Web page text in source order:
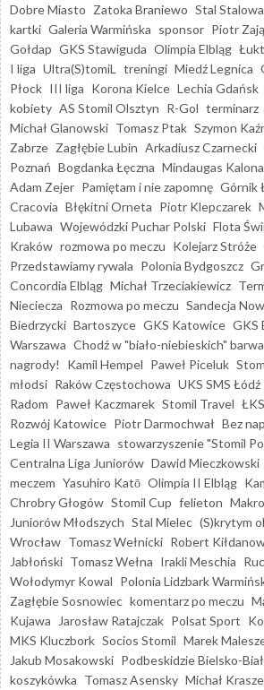
Dobre Miasto Zatoka Braniewo Stal
kartki Galeria Warmińska sponsor Piotr
Gołdap GKS Stawiguda Olimpia Elbląg
I liga Ultra(S)tomiL treningi Miedź Legnica
Płock III liga Korona Kielce Lechia Gdańsk
kobiety AS Stomil Olsztyn R-Gol terminarz
Michał Glanowski Tomasz Ptak Szymon
Zabrze Zagłębie Lubin Arkadiusz Czarnecki
Poznań Bogdanka Łęczna Mindaugas
Adam Zejer Pamiętam i nie zapomnę Górnik
Cracovia Błękitni Orneta Piotr Klepczarek
Lubawa Wojewódzki Puchar Polski Flota
Kraków rozmowa po meczu Kolejarz Stróże
Przedstawiamy rywala Polonia Bydgoszcz
Concordia Elbląg Michał Trzeciakiewicz
Nieciecza Rozmowa po meczu Sandecja
Biedrzycki Bartoszyce GKS Katowice GKS
Warszawa Chodź w "biało-niebieskich"
nagrody!
Kamil Hempel Paweł Piceluk
młodsi Raków Częstochowa UKS SMS Łódź
Radom Paweł Kaczmarek Stomil Travel
Rozwój Katowice Piotr Darmochwał Bez
Legia II Warszawa stowarzyszenie "Stomil
Centralna Liga Juniorów Dawid Mieczkowski
meczem Yasuhiro Katō Olimpia II Elbląg
Chrobry Głogów Stomil Cup felieton
Juniorów Młodszych Stal Mielec (S)krytym
Wrocław Tomasz Wełnicki Robert
Jabłoński Tomasz Wełna Irakli Meschia
Wołodymyr Kowal Polonia Lidzbark
Zagłębie Sosnowiec komentarz po meczu
Kujawa
Jarosław Ratajczak Polsat Sport
MKS Kluczbork Socios Stomil Marek
Jakub Mosakowski Podbeskidzie Bielsko-
koszykówka Tomasz Asensky Michał